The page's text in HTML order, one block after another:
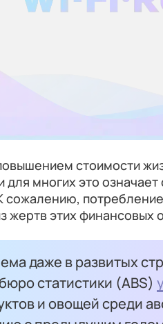
стоимости
для многих это
сожалению,
жертв этих финансовых
даже в развитых
статистики (ABS)
и овощей среди